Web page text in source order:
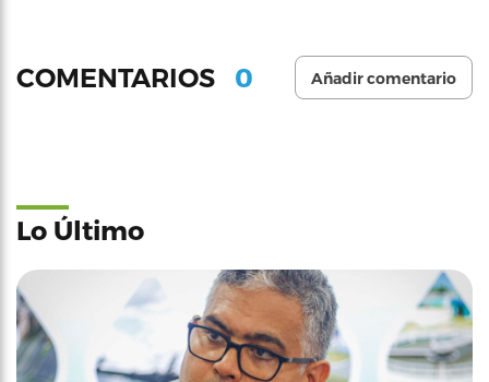
COMENTARIOS 0 Añadir comentario
Lo Último